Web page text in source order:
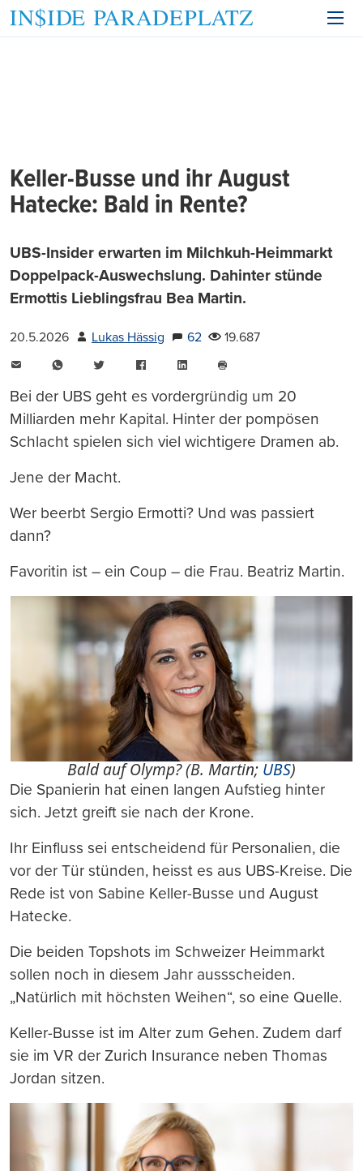
Keller-Busse und ihr August
Hatecke: Bald in Rente?
UBS-Insider erwarten im Milchkuh-Heimmarkt
Doppelpack-Auswechslung. Dahinter stünde
Ermottis Lieblingsfrau Bea Martin.
20.5.2026 Lukas Hässig 62
19.687
WhatsAppTwitter FacebookLinkedIn
drucken
Bei der UBS geht es vordergründig um 20
Milliarden mehr Kapital. Hinter der pompösen
Schlacht spielen sich viel wichtigere Dramen ab.
Jene der Macht.
Wer beerbt Sergio Ermotti? Und was passiert
dann?
Favoritin ist – ein Coup – die Frau. Beatriz Martin.
Bald auf Olymp? (B. Martin; UBS)
Die Spanierin hat einen langen Aufstieg hinter
sich. Jetzt greift sie nach der Krone.
Ihr Einfluss sei entscheidend für Personalien, die
vor der Tür stünden, heisst es aus UBS-Kreise. Die
Rede ist von Sabine Keller-Busse und August
Hatecke.
Die beiden Topshots im Schweizer Heimmarkt
sollen noch in diesem Jahr aussscheiden.
„Natürlich mit höchsten Weihen“, so eine Quelle.
Keller-Busse ist im Alter zum Gehen. Zudem darf
sie im VR der Zurich Insurance neben Thomas
Jordan sitzen.